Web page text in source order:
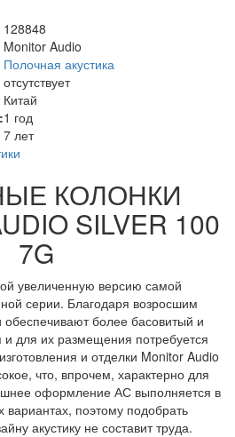
128848
Monitor Audio
Полочная акустика
отсутствует
Китай
1 год
7 лет
КОЛОНКИ
SILVER 100
7G
увеличенную версию самой
серии. Благодаря возросшим
обеспечивают более басовитый и
для их размещения потребуется
и отделки Monitor Audio
что, впрочем, характерно для
оформление АС выполняется в
вариантах, поэтому подобрать
акустику не составит труда.